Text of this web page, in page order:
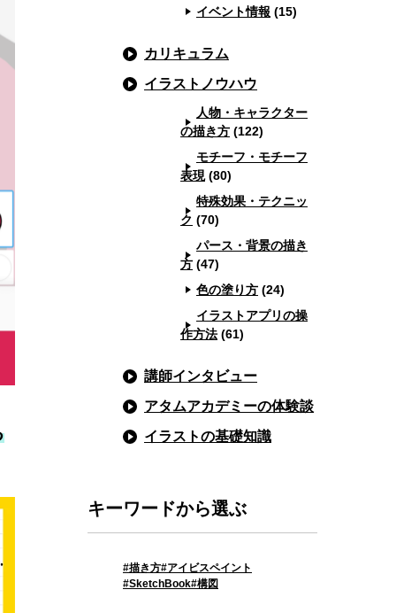
イベント情報 (15)
カリキュラム
イラストノウハウ
人物・キャラクター
の描き方 (122)
モチーフ・モチーフ
表現(80)
特殊効果・テクニッ
ク (70)
パース・背景の描き
方 (47)
色の塗り方 (24)
イラストアプリの操
作方法 (61)
講師インタビュー
アタムアカデミーの体験談
イラストの基礎知識
キーワードから選ぶ
描き方 アイビスペイント
SketchBook 構図